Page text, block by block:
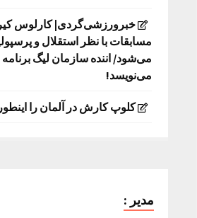
خبرورزشی‌گردی| کارلوس
مسابقات با نظر استقلال و
می‌شود/ اننده سازمان لیگ برنامه
می‌نویسد!
کلوپ کارش در آلمان را
مدیر :